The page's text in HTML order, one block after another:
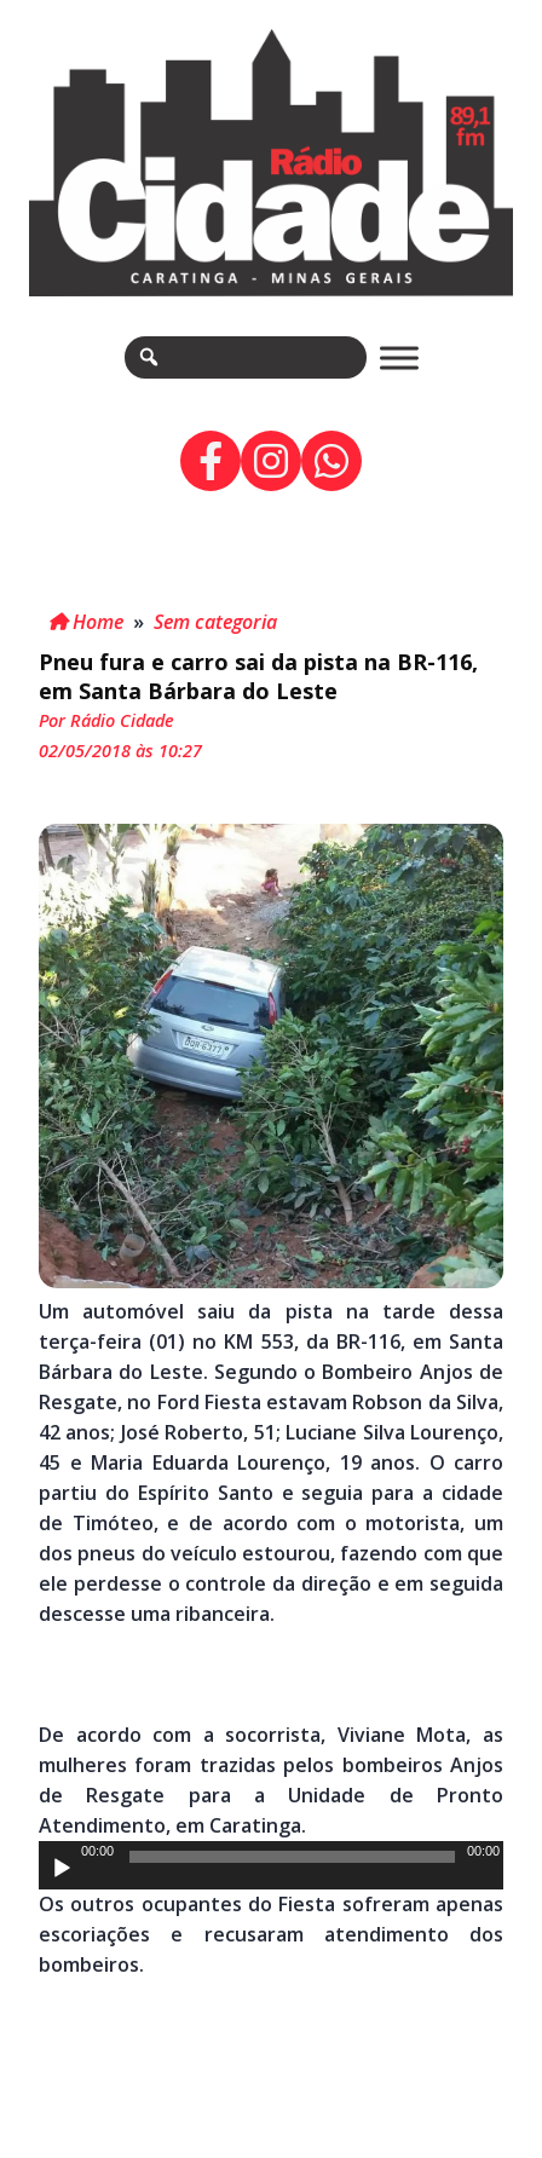
Home » Sem categoria
Pneu fura e carro sai da pista na BR-116,
em Santa Bárbara do Leste
Por Rádio Cidade
02/05/2018 às 10:27
Um automóvel saiu da pista na tarde dessa
terça-feira (01) no KM 553, da BR-116, em Santa
Bárbara do Leste. Segundo o Bombeiro Anjos de
Resgate, no Ford Fiesta estavam Robson da Silva,
42 anos; José Roberto, 51; Luciane Silva Lourenço,
45 e Maria Eduarda Lourenço, 19 anos. O carro
partiu do Espírito Santo e seguia para a cidade
de Timóteo, e de acordo com o motorista, um
dos pneus do veículo estourou, fazendo com que
ele perdesse o controle da direção e em seguida
descesse uma ribanceira.
De acordo com a socorrista, Viviane Mota, as
mulheres foram trazidas pelos bombeiros Anjos
de Resgate para a Unidade de Pronto
Atendimento, em Caratinga.
Tocador
de
áudio
00:00 00:00
Os outros ocupantes do Fiesta sofreram apenas
escoriações e recusaram atendimento dos
bombeiros.